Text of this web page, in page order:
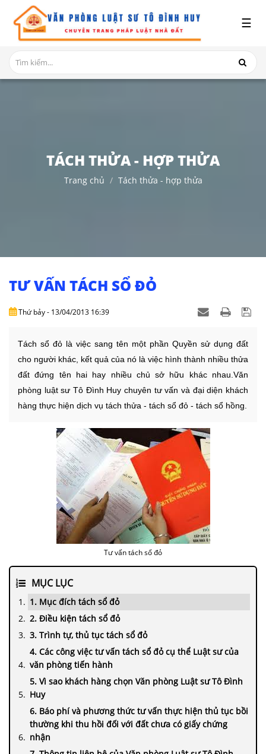
GIỚI
THIỆU
DỊCH
TỤC
ĐẤT
VĂN
BIỂU
MẪU
LIÊN
HỆ
☰
TÁCH THỬA - HỢP THỬA
Trang chủ Tách thửa - hợp thửa
TƯ VẤN TÁCH SỔ ĐỎ
Thứ bảy - 13/04/2013 16:39
Tách sổ đỏ là việc sang tên một phần Quyền sử dụng đất
cho người khác, kết quả của nó là việc hình thành nhiều thửa
đất đứng tên hai hay nhiều chủ sở hữu khác nhau.Văn
phòng luật sư Tô Đình Huy chuyên tư vấn và đại diện khách
hàng thực hiện dịch vụ tách thửa - tách sổ đỏ - tách sổ hồng.
Tư vấn tách sổ đỏ
MỤC LỤC
1. Mục đích tách sổ đỏ
2. Điều kiện tách sổ đỏ
3. Trình tự, thủ tục tách sổ đỏ
4. Các công việc tư vấn tách sổ đỏ cụ thể Luật sư của
văn phòng tiến hành
5. Vì sao khách hàng chọn Văn phòng Luật sư Tô Đình
Huy
6. Báo phí và phương thức tư vấn thực hiện thủ tục bồi
thường khi thu hồi đối với đất chưa có giấy chứng
nhận